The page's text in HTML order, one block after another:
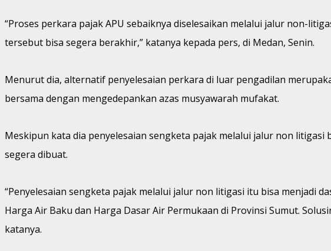
“Proses perkara pajak APU sebaiknya diselesaikan melalui jalur non-
tersebut bisa segera berakhir,” katanya kepada pers, di Medan, Senin.
Menurut dia, alternatif penyelesaian perkara di luar pengadilan
bersama dengan mengedepankan azas musyawarah mufakat.
Meskipun kata dia penyelesaian sengketa pajak melalui jalur non
segera dibuat.
“Penyelesaian sengketa pajak melalui jalur non litigasi itu bisa menjadi
Harga Air Baku dan Harga Dasar Air Permukaan di Provinsi Sumut.
katanya.